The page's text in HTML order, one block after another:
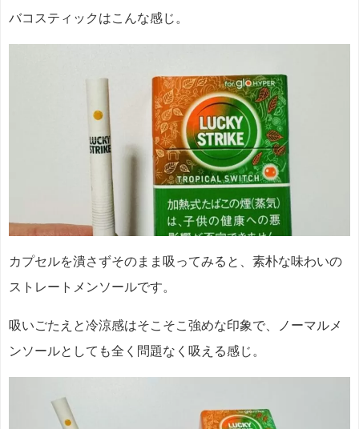
バコスティックはこんな感じ。
カプセルを潰さずそのまま吸ってみると、素朴な味わいの
ストレートメンソールです。
吸いごたえと冷涼感はそこそこ強めな印象で、ノーマルメ
ンソールとしても全く問題なく吸える感じ。